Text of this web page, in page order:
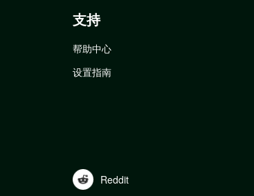
支持
帮助中心
设置指南
Reddit